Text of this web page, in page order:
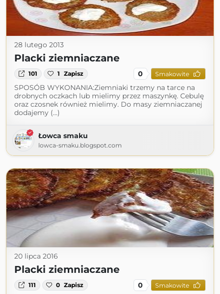
28 lutego 2013
Placki ziemniaczane
101 1 Zapisz 0 Smakowite
SPOSÓB WYKONANIA:Ziemniaki trzemy na tarce na
drobnych oczkach lub mielimy przez maszynkę. Cebulę
oraz czosnek również mielimy. Do masy ziemniaczanej
dodajemy (...)
Łowca smaku
lowca-smaku.blogspot.com
20 lipca 2016
Placki ziemniaczane
111 0 Zapisz 0 Smakowite